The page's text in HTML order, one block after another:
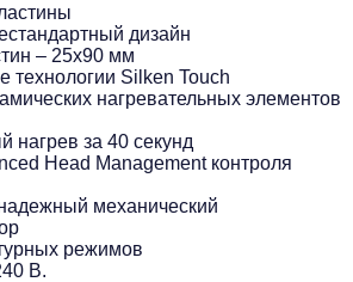
дизайн
– 25х90 мм
технологии Silken Touch
нагревательных элементов
нагрев за 40 секунд
Head Management контроля
механический
режимов
В.